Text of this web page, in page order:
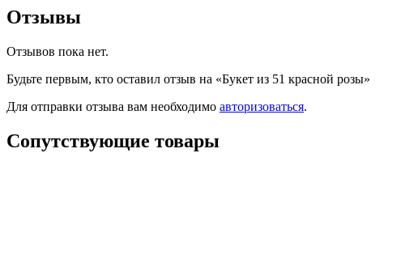
Отзывы
Отзывов пока нет.
Будьте первым, кто оставил отзыв на «Букет из 51 красной розы»
Для отправки отзыва вам необходимо авторизоваться.
Сопутствующие товары